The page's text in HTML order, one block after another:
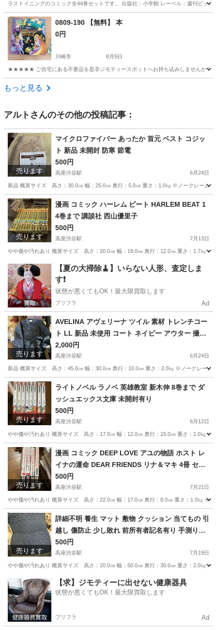
ラストイニングのコミック全44巻セットです。 出版社：小学館 レーベル：週刊ビ
神奈川 横浜市 マンガ、コミック、アニメ
0809-190 【無料】 本
0円
川崎市 8月9日
★★★★★ ご自宅にある不要品を是非ジモティースポットへお持ち込みしませんか？
神奈川 川崎市
もっと見る
アルト さんのその他の投稿記事：
売ります
マイクロファイバー あったか 首元 ベスト コジッ
ト 新品 未開封 防寒 節電
500円
高座渋谷駅 6月24日
新品 概算サイズ 高さ：30.0㎝ 幅：25.0㎝ 奥行：5.0㎝ 重さ：1.0㎏ ※ノークレーム
神奈川 大和市 高座渋谷駅 ベスト
売ります
漫画 コミック ハーレム ビート HARLEM BEAT 1
4巻まで 講談社 西山優里子
500円
高座渋谷駅 7月13日
やや傷や汚れあり 概算サイズ 高さ：20.0㎝ 幅：18.0㎝ 奥行：12.0㎝ 重さ：1.7㎏ ※
神奈川 高座渋谷駅 マンガ、コミック、アニメ
ハーレム
【夏の大掃除🧹】いらない人形、査定しま
す❗️
状態が悪くてもOK！最大限買取します
プリフラ Ad
売ります
AVELINA アヴェリーナ ツイル 素材 トレンチコー
ト LL 新品 未使用 コート ネイビー アウター 撮影
のため開封
2,000円
高座渋谷駅 6月24日
新品 概算サイズ 高さ：45.0㎝ 幅：30.0㎝ 奥行：10.0㎝ 重さ：2.0㎏ ※ノークレーム
神奈川 大和市 高座渋谷駅 コート トレンチコート
売ります
ライトノベル ラノベ 英雄教室 新木伸 8巻まで ダ
ッシュエックス文庫 未開封有り
500円
高座渋谷駅 6月12日
やや傷や汚れあり 概算サイズ 高さ：17.0㎝ 幅：12.0㎝ 奥行：15.0㎝ 重さ：1.0㎏ ※
神奈川 大和市 高座渋谷駅 マンガ、コミック、アニメ
ラノベ
売ります
漫画 コミック DEEP LOVE アユの物語 ホスト レ
イナの運命 DEAR FRIENDS リナ＆マキ 4冊 セッ
ト Yoshi 吉井ゆう 渡辺あゆ
500円
高座渋谷駅 7月21日
やや傷や汚れあり 概算サイズ 高さ：22.0㎝ 幅：17.0㎝ 奥行：8.0㎝ 重さ：1.0㎏ ※
神奈川 大和市 高座渋谷駅 マンガ、コミック、アニメ
レイナ
売ります
詳細不明 養生 マット 敷物 クッション 当てもの 引
越し 傷防止 少し敗れ 前所有者記名有り 手測りで
約90×180cm
500円
高座渋谷駅 7月19日
やや傷や汚れあり 概算サイズ 高さ：20.0㎝ 幅：50.0㎝ 奥行：30.0㎝ 重さ：2.0㎏ ※
神奈川 大和市 高座渋谷駅 その他 マット
【求】ジモティーに出せない健康器具
状態が悪くてもOK！最大限買取します
プリフラ Ad